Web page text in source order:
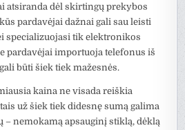
atsiranda dėl skirtingų prekybos
pardavėjai dažnai gali sau leisti
specializuojasi tik elektronikos
pardavėjai importuoja telefonus iš
būti šiek tiek mažesnės.
kaina ne visada reiškia
už šiek tiek didesnę sumą galima
– nemokamą apsauginį stiklą, dėklą